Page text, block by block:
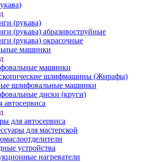
(рукава)
(рукава) абразивоструйные
(рукава) окрасочные
машинки
машинки
шлифмашины (Жирафы)
шлифовальные машинки
диски (круги)
автосервиса
для автосервиса
для мастерской
устройства
нагреватели